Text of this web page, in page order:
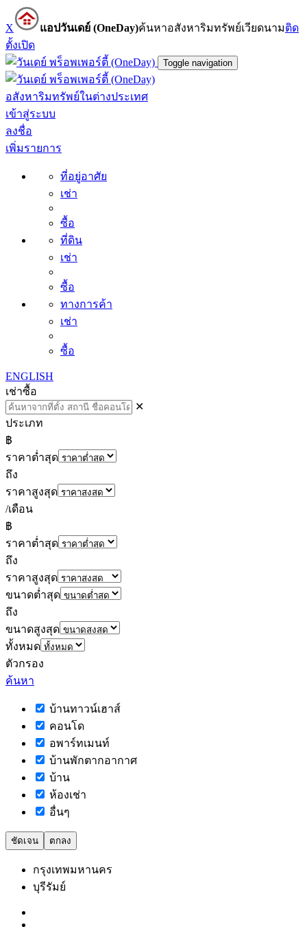
X แอปวันเดย์ (OneDay)ค้นหาอสังหาริมทรัพย์เวียดนามติด
ตั้งเปิด
Toggle navigation
อสังหาริมทรัพย์ในต่างประเทศ
เข้าสู่ระบบ
ลงชื่อ
เพิ่มรายการ
ที่อยู่อาศัย
เช่า
ซื้อ
ที่ดิน
เช่า
ซื้อ
ทางการค้า
เช่า
ซื้อ
ENGLISH
เช่าซื้อ
✕
ประเภท
฿
ราคาต่ำสุด
ถึง
ราคาสูงสุด
/เดือน
฿
ราคาต่ำสุด
ถึง
ราคาสูงสุด
ขนาดต่ำสุด
ถึง
ขนาดสูงสุด
ทั้งหมด
ตัวกรอง
ค้นหา
บ้านทาวน์เฮาส์
คอนโด
อพาร์ทเมนท์
บ้านพักตากอากาศ
บ้าน
ห้องเช่า
อื่นๆ
ชัดเจน ตกลง
กรุงเทพมหานคร
บุรีรัมย์